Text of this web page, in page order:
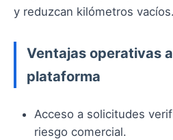
y reduzcan kilómetros vacíos.
Ventajas operativas
plataforma
Acceso a solicitudes
riesgo comercial.